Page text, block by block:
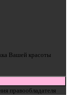
Вашей красоты
правообладателя